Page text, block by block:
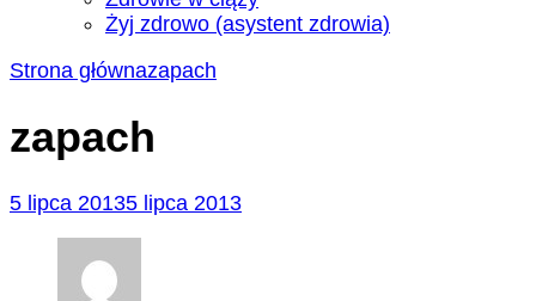
Żyj zdrowo (asystent zdrowia)
Strona głównazapach
zapach
5 lipca 20135 lipca 2013